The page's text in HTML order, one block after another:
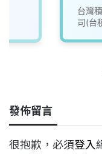
台灣
司(台
發佈留言
很抱歉，必須登入